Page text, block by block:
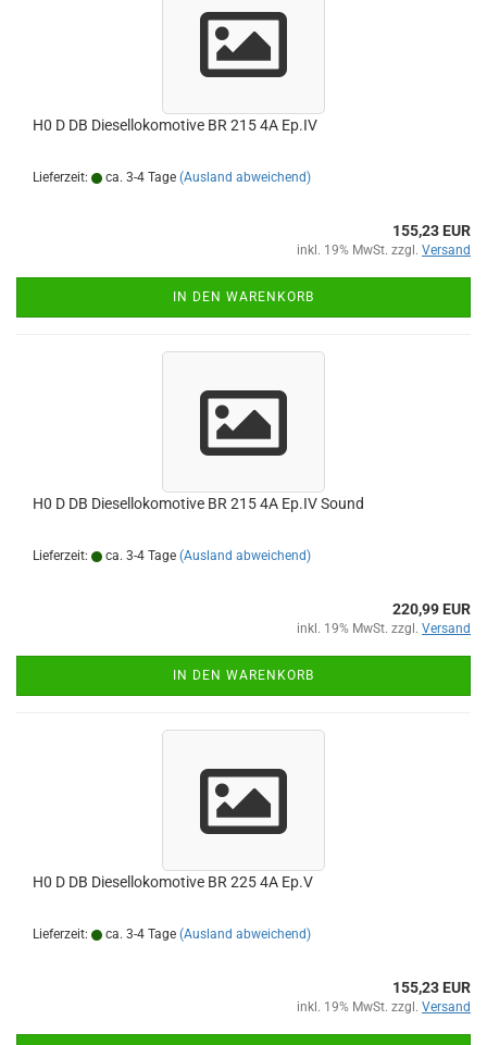
H0 D DB Diesellokomotive BR 215 4A Ep.IV
Lieferzeit: ca. 3-4 Tage (Ausland abweichend)
155,23 EUR
inkl. 19% MwSt. zzgl. Versand
IN DEN WARENKORB
H0 D DB Diesellokomotive BR 215 4A Ep.IV Sound
Lieferzeit: ca. 3-4 Tage (Ausland abweichend)
220,99 EUR
inkl. 19% MwSt. zzgl. Versand
IN DEN WARENKORB
H0 D DB Diesellokomotive BR 225 4A Ep.V
Lieferzeit: ca. 3-4 Tage (Ausland abweichend)
155,23 EUR
inkl. 19% MwSt. zzgl. Versand